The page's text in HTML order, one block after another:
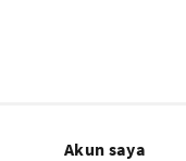
Akun saya